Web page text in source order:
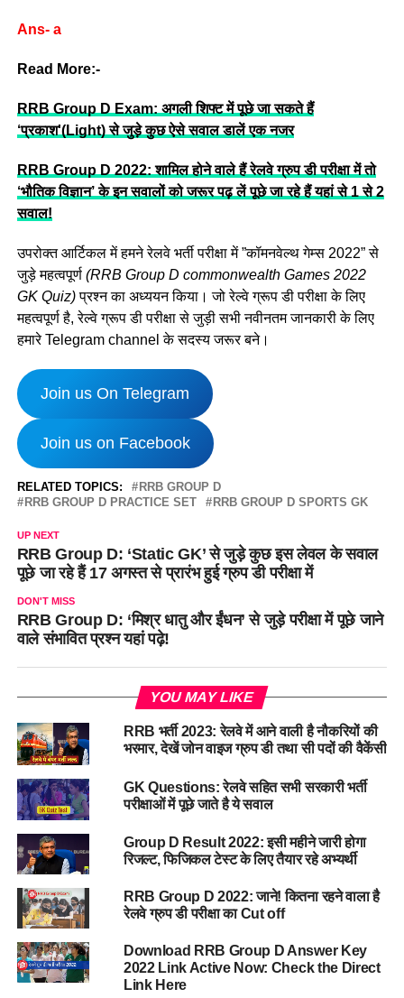
Ans- a
Read More:-
RRB Group D Exam: अगली शिफ्ट में पूछे जा सकते हैं
‘प्रकाश'(Light) से जुड़े कुछ ऐसे सवाल डालें एक नजर
RRB Group D 2022: शामिल होने वाले हैं रेलवे ग्रुप डी परीक्षा में तो
‘भौतिक विज्ञान’ के इन सवालों को जरूर पढ़ लें पूछे जा रहे हैं यहां से 1 से 2
सवाल!
उपरोक्त आर्टिकल में हमने रेलवे भर्ती परीक्षा में ”कॉमनवेल्थ गेम्स 2022” से
जुड़े महत्वपूर्ण (RRB Group D commonwealth Games 2022
GK Quiz) प्रश्न का अध्ययन किया। जो रेल्वे ग्रूप डी परीक्षा के लिए
महत्वपूर्ण है, रेल्वे ग्रूप डी परीक्षा से जुड़ी सभी नवीनतम जानकारी के लिए
हमारे Telegram channel के सदस्य जरूर बने।
Join us On Telegram
Join us on Facebook
RELATED TOPICS:
RRB GROUP D
RRB GROUP D PRACTICE SET
RRB GROUP D SPORTS GK
UP NEXT
RRB Group D: ‘Static GK’ से जुड़े कुछ इस लेवल के सवाल
पूछे जा रहे हैं 17 अगस्त से प्रारंभ हुई ग्रुप डी परीक्षा में
DON'T MISS
RRB Group D: ‘मिश्र धातु और ईंधन’ से जुड़े परीक्षा में पूछे जाने
वाले संभावित प्रश्न यहां पढ़े!
YOU MAY LIKE
RRB भर्ती 2023: रेलवे में आने वाली है नौकरियों की
भरमार, देखें जोन वाइज ग्रुप डी तथा सी पदों की वैकेंसी
GK Questions: रेलवे सहित सभी सरकारी भर्ती
परीक्षाओं में पूछे जाते है ये सवाल
Group D Result 2022: इसी महीने जारी होगा
रिजल्ट, फिजिकल टेस्ट के लिए तैयार रहे अभ्यर्थी
RRB Group D 2022: जाने! कितना रहने वाला है
रेलवे ग्रुप डी परीक्षा का Cut off
Download RRB Group D Answer Key
2022 Link Active Now: Check the Direct
Link Here